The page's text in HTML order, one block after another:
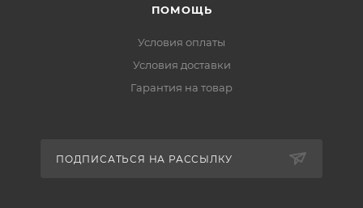
ПОМОЩЬ
Условия оплаты
Условия доставки
Гарантия на товар
ПОДПИСАТЬСЯ НА РАССЫЛКУ